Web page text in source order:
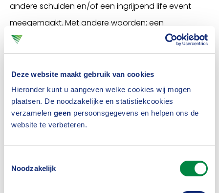
Deze website maakt gebruik van cookies
Hieronder kunt u aangeven welke cookies wij mogen
plaatsen. De noodzakelijke en statistiekcookies
verzamelen geen persoonsgegevens en helpen ons de
website te verbeteren.
Noodzakelijk
andere schulden en/of een ingrijpend life event
meegemaakt. Met andere woorden; een
premieachterstand is vaak een aanwijzing voor
ernstigere problemen. Dit is voor het Verbond dan
ook een aanleiding om zich hard te willen maken
voor de financiële weerbaarheid van kwetsbare
klanten.
Wat is de Nederlandse
Schuldhulproute?
DeNederlandse Schuldhulproute
is een landelijk